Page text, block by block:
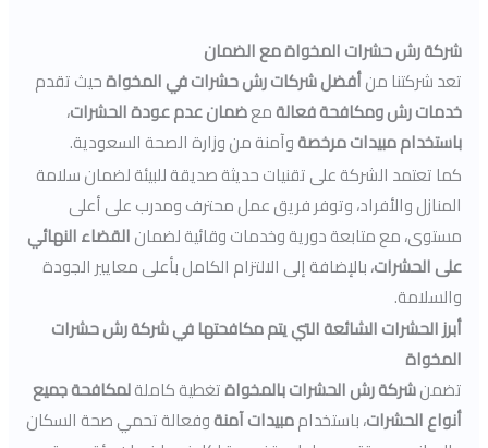
شركة رش حشرات المخواة مع الضمان
تعد شركتنا منأفضل شركات رش حشرات في المخواةحيث تقدم
خدمات رش ومكافحة فعالةمعضمان عدم عودة الحشرات،
باستخدام مبيدات مرخصةوآمنة من وزارة الصحة السعودية.
كما تعتمد الشركة على تقنيات حديثة صديقة للبيئة لضمان سلامة
المنازل والأفراد، وتوفر فريق عمل محترف ومدرب على أعلى
مستوى، مع متابعة دورية وخدمات وقائية لضمانالقضاء النهائي
على الحشرات، بالإضافة إلى الالتزام الكامل بأعلى معايير الجودة
والسلامة.
أبرز الحشرات الشائعة التي يتم مكافحتها في شركة رش حشرات
المخواة
تضمنشركة رش الحشرات بالمخواةتغطية كاملةلمكافحة جميع
أنواع الحشرات، باستخداممبيدات آمنةوفعالة تحمي صحة السكان